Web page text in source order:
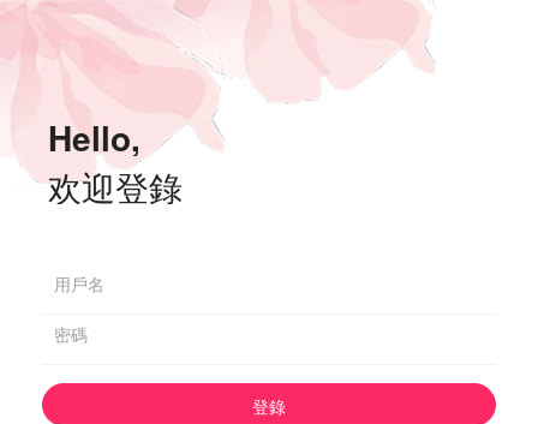
Hello,
欢迎登錄
用戶名
密碼
登錄